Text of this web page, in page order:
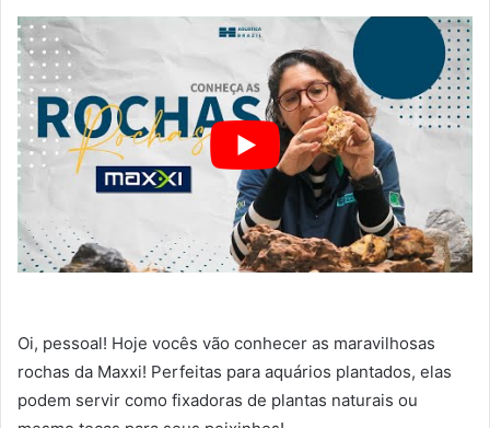
Oi, pessoal! Hoje vocês vão conhecer as maravilhosas
rochas da Maxxi! Perfeitas para aquários plantados, elas
podem servir como fixadoras de plantas naturais ou